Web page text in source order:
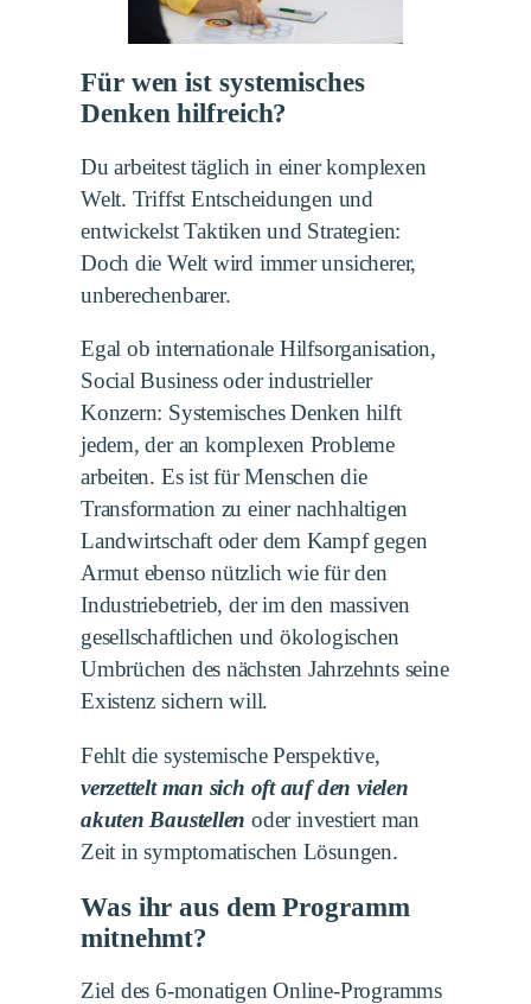
Für wen ist systemisches
Denken hilfreich?
Du arbeitest täglich in einer komplexen
Welt. Triffst Entscheidungen und
entwickelst Taktiken und Strategien:
Doch die Welt wird immer unsicherer,
unberechenbarer.
Egal ob internationale Hilfsorganisation,
Social Business oder industrieller
Konzern: Systemisches Denken hilft
jedem, der an komplexen Probleme
arbeiten. Es ist für Menschen die
Transformation zu einer nachhaltigen
Landwirtschaft oder dem Kampf gegen
Armut ebenso nützlich wie für den
Industriebetrieb, der im den massiven
gesellschaftlichen und ökologischen
Umbrüchen des nächsten Jahrzehnts seine
Existenz sichern will.
Fehlt die systemische Perspektive,
verzettelt man sich oft auf den vielen
akuten Baustellen oder investiert man
Zeit in symptomatischen Lösungen.
Was ihr aus dem Programm
mitnehmt?
Ziel des 6-monatigen Online-Programms